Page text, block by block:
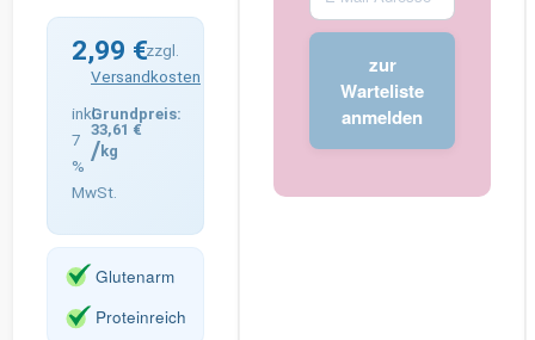
2,99 €
inkl.
7
%
MwSt.
zzgl.
Versandkosten
33,61 €
/ kg
Glutenarm
Proteinreich
your
email
address
waitlist
zur
Warteliste
anmelden